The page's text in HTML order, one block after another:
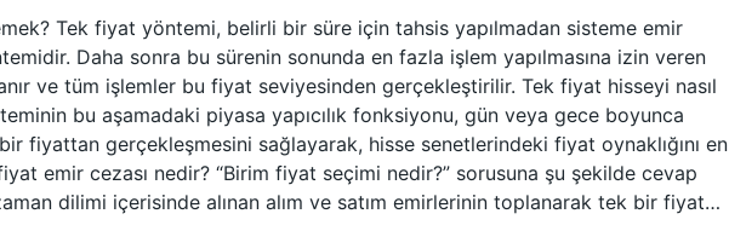
Tek fiyat yöntemi, belirli bir süre için tahsis yapılmadan sisteme emir
Daha sonra bu sürenin sonunda en fazla işlem yapılmasına izin veren
ve tüm işlemler bu fiyat seviyesinden gerçekleştirilir. Tek fiyat hisseyi nasıl
bu aşamadaki piyasa yapıcılık fonksiyonu, gün veya gece boyunca
fiyattan gerçekleşmesini sağlayarak, hisse senetlerindeki fiyat oynaklığını en
emir cezası nedir? “Birim fiyat seçimi nedir?” sorusuna şu şekilde cevap
dilimi içerisinde alınan alım ve satım emirlerinin toplanarak tek bir fiyat…